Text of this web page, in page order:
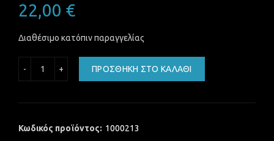
22,00 €
Διαθέσιμο κατόπιν παραγγελίας
ΠΡΟΣΘΉΚΗ ΣΤΟ ΚΑΛΆΘΙ
Κωδικός προϊόντος: 1000213